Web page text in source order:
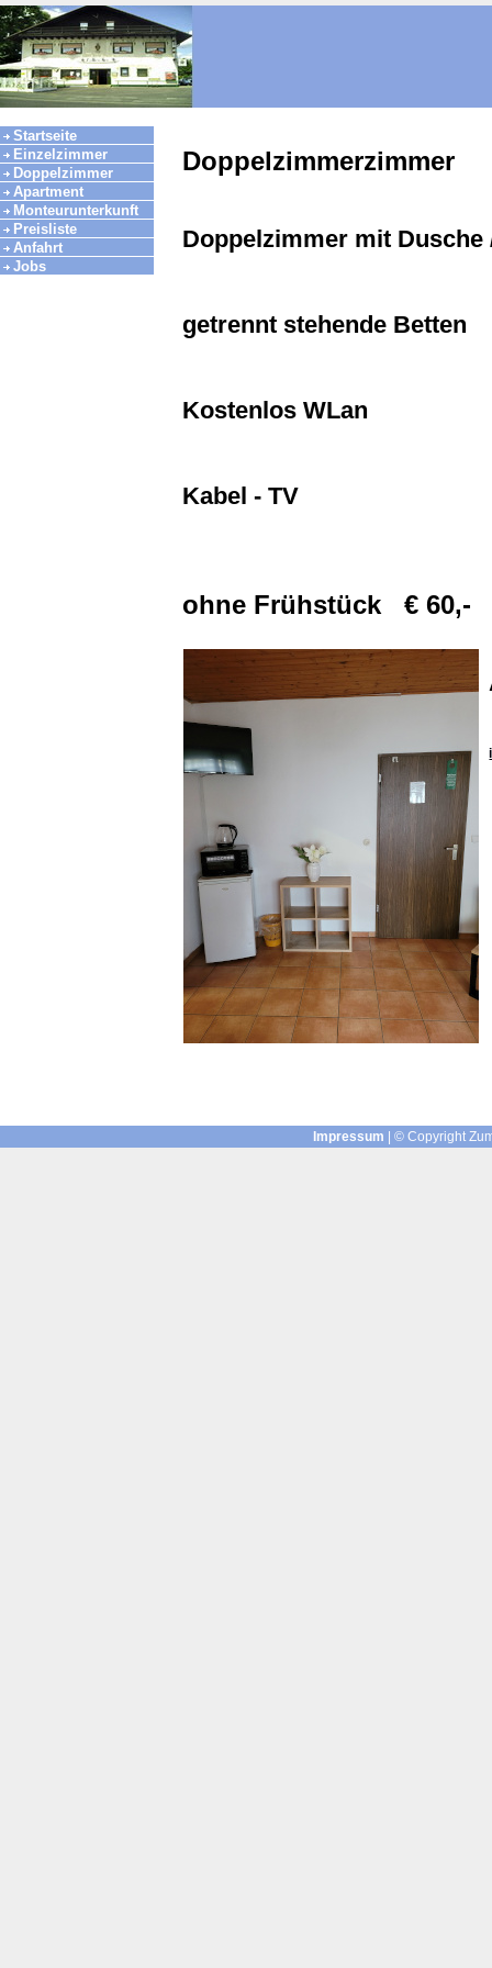
Startseite
Einzelzimmer
Doppelzimmer
Apartment
Monteurunterkunft
Preisliste
Anfahrt
Jobs
Doppelzimmerzimmer
Doppelzimmer mit Dusche
getrennt stehende Betten
Kostenlos WLan
Kabel - TV
ohne Frühstück € 60,-
Impressum | © Copyright